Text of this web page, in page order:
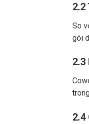
2.2
So
gói
2.3
2.4